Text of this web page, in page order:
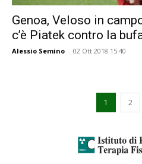
Genoa, Veloso in
c’è Piatek contro la
Alessio Semino - 02 Ott 2018 15:40
1 2